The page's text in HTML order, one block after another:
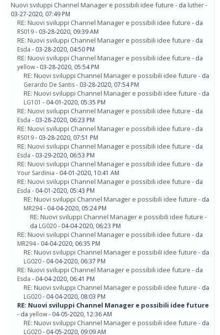
Nuovi sviluppi Channel Manager e possibili idee future - da luther-
03-27-2020, 07:49 PM
RE: Nuovi sviluppi Channel Manager e possibili idee future - da
RS019- 03-28-2020, 09:39 AM
RE: Nuovi sviluppi Channel Manager e possibili idee future - da
Esda - 03-28-2020, 04:50 PM
RE: Nuovi sviluppi Channel Manager e possibili idee future - da
yellow- 03-28-2020, 05:54 PM
RE: Nuovi sviluppi Channel Manager e possibili idee future - da
Gerardo De Santis- 03-28-2020, 07:54 PM
RE: Nuovi sviluppi Channel Manager e possibili idee future - da
LG101 - 04-01-2020, 05:35 PM
RE: Nuovi sviluppi Channel Manager e possibili idee future - da
Esda - 03-28-2020, 06:23 PM
RE: Nuovi sviluppi Channel Manager e possibili idee future - da
RS019- 03-28-2020, 07:51 PM
RE: Nuovi sviluppi Channel Manager e possibili idee future - da
Esda - 03-29-2020, 06:53 PM
RE: Nuovi sviluppi Channel Manager e possibili idee future - da
Your Sardinia - 04-01-2020, 10:41 AM
RE: Nuovi sviluppi Channel Manager e possibili idee future - da
Esda - 04-01-2020, 05:43 PM
RE: Nuovi sviluppi Channel Manager e possibili idee future - da
MR294- 04-04-2020, 05:24 PM
RE: Nuovi sviluppi Channel Manager e possibili idee future -
da LG020- 04-04-2020, 06:23 PM
RE: Nuovi sviluppi Channel Manager e possibili idee future - da
MR294- 04-04-2020, 06:35 PM
RE: Nuovi sviluppi Channel Manager e possibili idee future - da
LG020- 04-04-2020, 06:37 PM
RE: Nuovi sviluppi Channel Manager e possibili idee future - da
Esda - 04-04-2020, 06:41 PM
RE: Nuovi sviluppi Channel Manager e possibili idee future - da
LG020- 04-04-2020, 08:03 PM
RE: Nuovi sviluppi Channel Manager e possibili idee future
- da yellow- 04-05-2020, 12:36 AM
RE: Nuovi sviluppi Channel Manager e possibili idee future - da
LG020- 04-05-2020, 09:09 AM